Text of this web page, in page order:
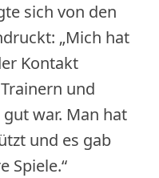
sich von den
„Mich hat
Kontakt
und
war. Man hat
und es gab
Spiele.“